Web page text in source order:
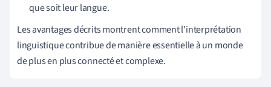
que soit leur langue.
Les avantages décrits montrent comment l'interprétation
linguistique contribue de manière essentielle à un monde
de plus en plus connecté et complexe.